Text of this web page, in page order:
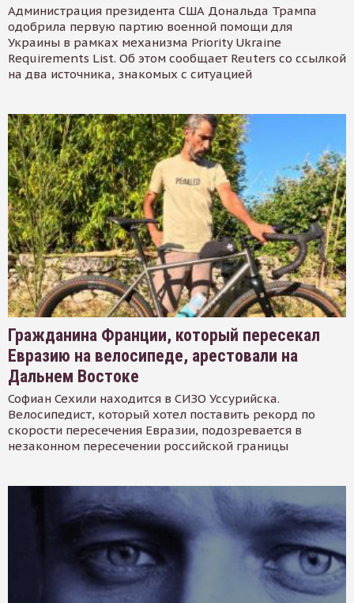
Администрация президента США Дональда Трампа
одобрила первую партию военной помощи для
Украины в рамках механизма Priority Ukraine
Requirements List. Об этом сообщает Reuters со ссылкой
на два источника, знакомых с ситуацией
Гражданина Франции, который пересекал
Евразию на велосипеде, арестовали на
Дальнем Востоке
Софиан Сехили находится в СИЗО Уссурийска.
Велосипедист, который хотел поставить рекорд по
скорости пересечения Евразии, подозревается в
незаконном пересечении российской границы